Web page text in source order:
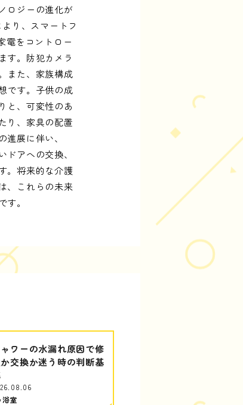
ロジーの進化が
り、スマートフ
電をコントロー
す。防犯カメラ
また、家族構成
です。子供の成
と、可変性のあ
り、家具の配置
展に伴い、
アへの交換、
。将来的な介護
、これらの未来
。
ワーの水漏れ原因で修
交換か迷う時の判断基
浴室